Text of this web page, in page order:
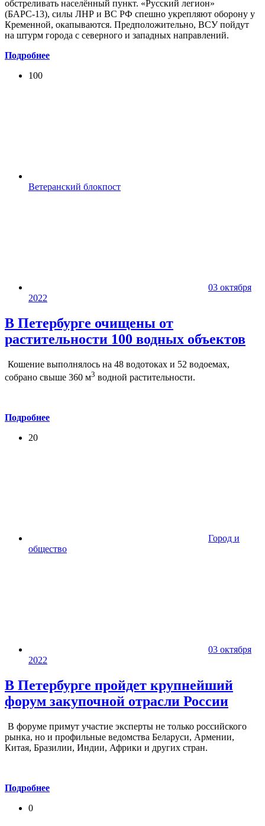
обстреливать населённый пункт. «Русский легион»
(БАРС-13), силы ЛНР и ВС РФ спешно укрепляют оборону у
Кременной, окапываются. Предположительно, ВСУ пойдут
на штурм города с северного и западных направлений.
Подробнее
100
Ветеранский блокпост
03 октября
2022
В Петербурге очищены от
растительности 100 водных объектов
Кошение выполнялось на 48 водотоках и 52 водоемах,
собрано свыше 360 м3 водной растительности.
Подробнее
20
Город и
общество
03 октября
2022
В Петербурге пройдет крупнейший
форум закупочной отрасли России
В форуме примут участие эксперты не только российского
рынка, но и профильные ведомства Беларуси, Армении,
Китая, Бразилии, Индии, Африки и других стран.
Подробнее
0